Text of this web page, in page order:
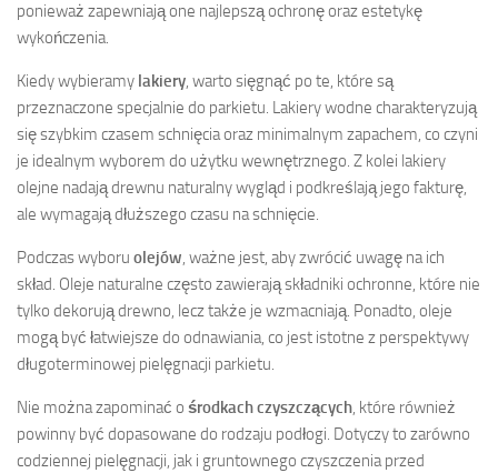
ponieważ zapewniają one najlepszą ochronę oraz estetykę
wykończenia.
Kiedy wybieramy lakiery, warto sięgnąć po te, które są
przeznaczone specjalnie do parkietu. Lakiery wodne charakteryzują
się szybkim czasem schnięcia oraz minimalnym zapachem, co czyni
je idealnym wyborem do użytku wewnętrznego. Z kolei lakiery
olejne nadają drewnu naturalny wygląd i podkreślają jego fakturę,
ale wymagają dłuższego czasu na schnięcie.
Podczas wyboru olejów, ważne jest, aby zwrócić uwagę na ich
skład. Oleje naturalne często zawierają składniki ochronne, które nie
tylko dekorują drewno, lecz także je wzmacniają. Ponadto, oleje
mogą być łatwiejsze do odnawiania, co jest istotne z perspektywy
długoterminowej pielęgnacji parkietu.
Nie można zapominać o środkach czyszczących, które również
powinny być dopasowane do rodzaju podłogi. Dotyczy to zarówno
codziennej pielęgnacji, jak i gruntownego czyszczenia przed